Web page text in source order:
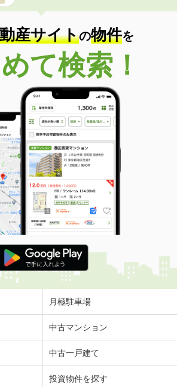
産サイトの物件を
て検索！
月極駐車場
中古マンション
中古一戸建て
投資物件を探す